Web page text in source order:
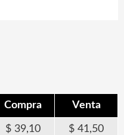
Compra Venta
39,10 41,50